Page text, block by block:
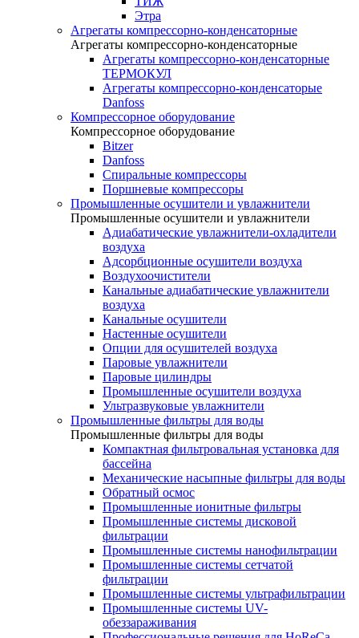
Этра
Агрегаты компрессорно-конденсаторные
Агрегаты компрессорно-конденсаторные
Агрегаты компрессорно-конденсаторные
ТЕРМОКУЛ
Агрегаты компрессорно-конденсаторые
Danfoss
Компрессорное оборудование
Компрессорное оборудование
Bitzer
Danfoss
Спиральные компрессоры
Поршневые компрессоры
Промышленные осушители и увлажнители
Промышленные осушители и увлажнители
Адиабатические увлажнители-охладители
воздуха
Адсорбционные осушители воздуха
Воздухоочистители
Канальные адиабатические увлажнители
воздуха
Канальные осушители
Настенные осушители
Опции для осушителей воздуха
Паровые увлажнители
Паровые цилиндры
Промышленные осушители воздуха
Ультразвуковые увлажнители
Промышленные фильтры для воды
Промышленные фильтры для воды
Компактная фильтровальная установка для
бассейна
Механические насыпные фильтры для воды
Обратный осмос
Промышленные ионитные фильтры
Промышленные системы дисковой
фильтрации
Промышленные системы нанофильтрации
Промышленные системы сетчатой
фильтрации
Промышленные системы ультрафильтрации
Промышленные системы UV-
обеззараживания